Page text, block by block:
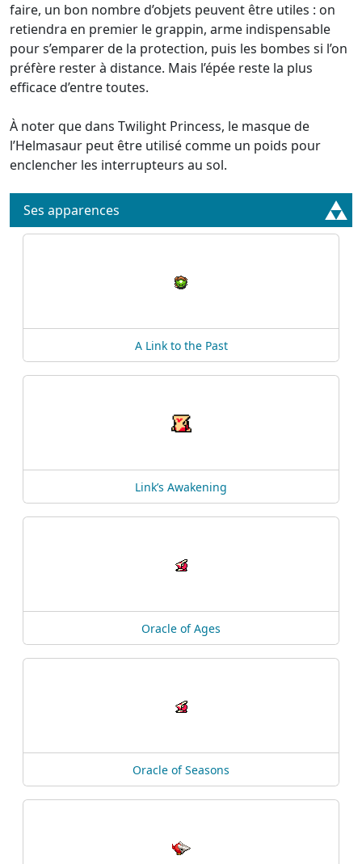
faire, un bon nombre d’objets peuvent être utiles : on
retiendra en premier le grappin, arme indispensable
pour s’emparer de la protection, puis les bombes si l’on
préfère rester à distance. Mais l’épée reste la plus
efficace d’entre toutes.
À noter que dans Twilight Princess, le masque de
l’Helmasaur peut être utilisé comme un poids pour
enclencher les interrupteurs au sol.
Ses apparences
A Link to the Past
Link’s Awakening
Oracle of Ages
Oracle of Seasons